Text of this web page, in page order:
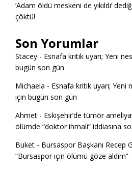
‘Adam öldü meskeni de yıkıldı’
çöktü!
Son Yorumlar
Stacey- Esnafa kritik uyarı; Yeni
bugün son gün
Michaela - Esnafa kritik uyarı; Yeni
için bugün son gün
Ahmet- Eskişehir’de tümör
ölümde “doktor ihmali” iddiasına
Buket- Bursaspor Başkanı Recep
“Bursaspor için ölümü göze aldım”